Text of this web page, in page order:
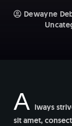
Dewayne
A lways
sit amet,